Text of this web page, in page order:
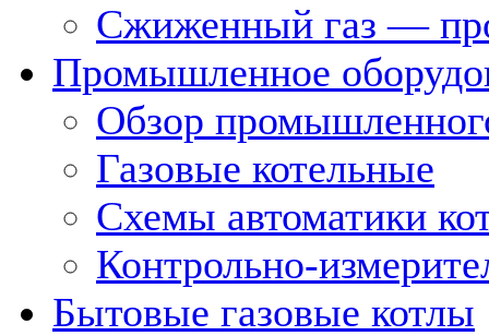
Сжиженный газ —
Промышленное
Обзор
Газовые котельные
Схемы автоматики
Контрольно-
Бытовые газовые котлы